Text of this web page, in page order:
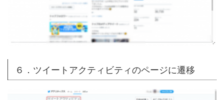
６．ツイートアクティビティのページに遷移